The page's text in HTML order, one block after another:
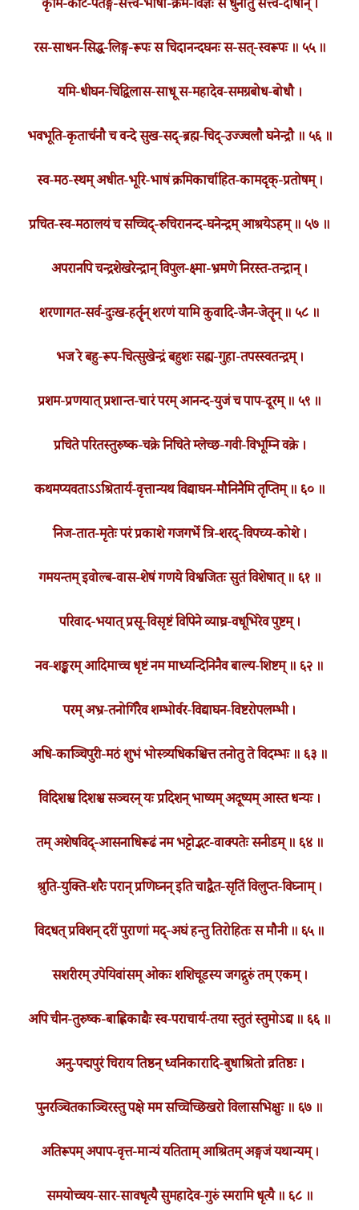
कृमि-कीट-पतङ्ग-सत्त्व-भाषा-क्रम-विज्ञः स धुनोतु सत्त्व-दोषान् ।
रस-साधन-सिद्ध-लिङ्ग-रूपः स चिदानन्दघनः स-सत्-स्वरूपः ॥ ५५ ॥
यमि-धीघन-चिद्विलास-साधू स-महादेव-समग्रबोध-बोधौ ।
भवभूति-कृतार्चनौ च वन्दे सुख-सद्-ब्रह्म-चिद्-उज्ज्वलौ घनेन्द्रौ ॥ ५६ ॥
स्व-मठ-स्थम् अधीत-भूरि-भाषं क्रमिकार्चाहित-कामदृक्-प्रतोषम् ।
प्रचित-स्व-मठालयं च सच्चिद्-रुचिरानन्द-घनेन्द्रम् आश्रयेऽहम् ॥ ५७ ॥
अपरानपि चन्द्रशेखरेन्द्रान् विपुल-क्ष्मा-भ्रमणे निरस्त-तन्द्रान् ।
शरणागत-सर्व-दुःख-हर्तॄन् शरणं यामि कुवादि-जैन-जेतॄन् ॥ ५८ ॥
भज रे बहु-रूप-चित्सुखेन्द्रं बहुशः सह्य-गुहा-तपस्स्वतन्द्रम् ।
प्रशम-प्रणयात् प्रशान्त-चारं परम् आनन्द-युजं च पाप-दूरम् ॥ ५९ ॥
प्रचिते परितस्तुरुष्क-चक्रे निचिते म्लेच्छ-गवी-विभूम्नि वक्रे ।
कथमप्यवताऽऽश्रितार्य-वृत्तान्यथ विद्याघन-मौनिनैमि तृप्तिम् ॥ ६० ॥
निज-तात-मृतेः परं प्रकाशे गजगर्भे त्रि-शरद्-विपच्य-कोशे ।
गमयन्तम् इवोल्ब-वास-शेषं गणये विश्वजितः सुतं विशेषात् ॥ ६१ ॥
परिवाद-भयात् प्रसू-विसृष्टं विपिने व्याघ्र-वधूभिरेव पुष्टम् ।
नव-शङ्करम् आदिमाच्च धृष्टं नम माध्यन्दिनिनैव बाल्य-शिष्टम् ॥ ६२ ॥
परम् अभ्र-तनोर्गिरैव शम्भोर्वर-विद्याघन-विष्टरोपलम्भी ।
अधि-काञ्चिपुरी-मठं शुभं भोस्त्र्यधिकश्चित्त तनोतु ते विदम्भः ॥ ६३ ॥
विदिशश्च दिशश्च सञ्चरन् यः प्रदिशन् भाष्यम् अदूष्यम् आस्त धन्यः ।
तम् अशेषविद्-आसनाधिरूढं नम भट्टोद्भट-वाक्पतेः सनीडम् ॥ ६४ ॥
श्रुति-युक्ति-शरैः परान् प्रणिघ्नन् इति चाद्वैत-सृतिं विलुप्त-विघ्नाम् ।
विदधत् प्रविशन् दरीं पुराणां मद्-अघं हन्तु तिरोहितः स मौनी ॥ ६५ ॥
सशरीरम् उपेयिवांसम् ओकः शशिचूडस्य जगद्गुरुं तम् एकम् ।
अपि चीन-तुरुष्क-बाह्लिकाद्यैः स्व-पराचार्य-तया स्तुतं स्तुमोऽद्य ॥ ६६ ॥
अनु-पद्मपुरं चिराय तिष्ठन् ध्वनिकारादि-बुधाश्रितो व्रतिष्ठः ।
पुनरञ्चितकाञ्चिरस्तु पक्षे मम सच्चिच्छिखरो विलासभिक्षुः ॥ ६७ ॥
अतिरूपम् अपाप-वृत्त-मान्यं यतिताम् आश्रितम् अङ्गजं यथान्यम् ।
समयोच्चय-सार-सावधृत्यै सुमहादेव-गुरुं स्मरामि धृत्यै ॥ ६८ ॥